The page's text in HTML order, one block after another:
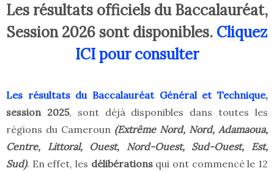
Les résultats officiels du Baccalauréat,
Session 2026 sont disponibles. Cliquez
ICI pour consulter
Les résultats du Baccalauréat Général et Technique,
session 2025, sont déjà disponibles dans toutes les
régions du Cameroun (Extrême Nord, Nord, Adamaoua,
Centre, Littoral, Ouest, Nord-Ouest, Sud-Ouest, Est,
Sud). En effet, les délibérationsqui ont commencé le 12